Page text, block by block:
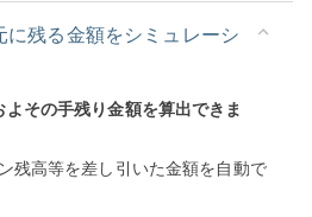
に残る金額をシミュレーシ
その手残り金額を算出できま
残高等を差し引いた金額を自動で